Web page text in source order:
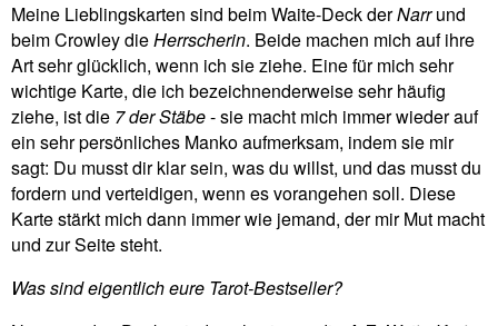
Meine Lieb­lings­karten sind beim Waite-Deck derNarrund
beim Crowley dieHerr­scherin. Beide machen mich auf ihre
Art sehr glück­lich, wenn ich sie ziehe. Eine für mich sehr
wich­tige Karte, die ich bezeich­nen­der­weise sehr häufig
ziehe, ist die 7 der Stäbe- sie macht mich immer wieder auf
ein sehr per­sön­li­ches Manko auf­merksam, indem sie mir
sagt: Du musst dir klar sein, was du willst, und das musst du
for­dern und ver­tei­digen, wenn es vor­an­gehen soll. Diese
Karte stärkt mich dann immer wie jemand, der mir Mut macht
und zur Seite steht.
Was sind eigent­lich eure Tarot-Bestseller?